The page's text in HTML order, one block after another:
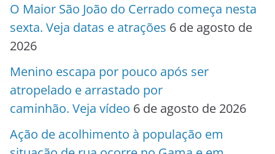
O Maior São João do Cerrado começa nesta
sexta. Veja datas e atrações 6 de agosto de
2026
Menino escapa por pouco após ser
atropelado e arrastado por
caminhão. Veja vídeo 6 de agosto de 2026
Ação de acolhimento à população em